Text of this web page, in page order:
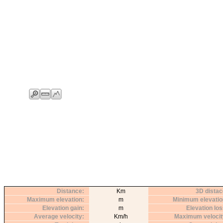
Distance
Km
Maximum elevation
m
Elevation gain
m
Average velocity
Km/h
3D
Minimum
Elevation
Maximum